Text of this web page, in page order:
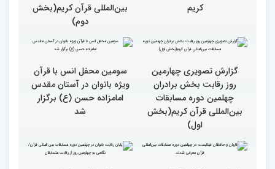
چهارم)
سوم)
روز چهارم چهلمین دوره
مسابقات بین المللی قرآن
کریم
روز رقابت بخش برادران
چهلمین دوره مسابقات
بین‌المللی قرآن کریم(بخش
دوم)